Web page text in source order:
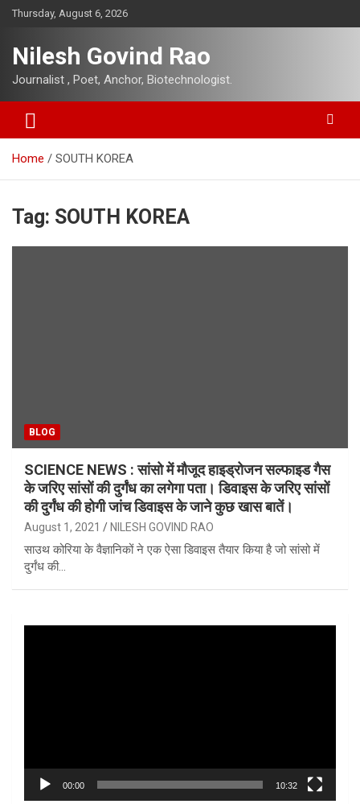
SkipThursday, August 6, 2026
Nilesh Govind Rao
Journalist , Poet, Anchor, Biotechnologist.
Home SOUTH KOREA
Tag: SOUTH KOREA
BLOG
SCIENCE NEWS : सांसो में मौजूद हाइड्रोजन सल्फाइड गैस
के जरिए सांसों की दुर्गंध का लगेगा पता। डिवाइस के जरिए सांसों
की दुर्गंध की होगी जांच डिवाइस के जाने कुछ खास बातें।
August 1, 2021 NILESH GOVIND RAO
साउथ कोरिया के वैज्ञानिकों ने एक ऐसा डिवाइस तैयार किया है जो सांसो में
दुर्गंध की…
00:00 10:32